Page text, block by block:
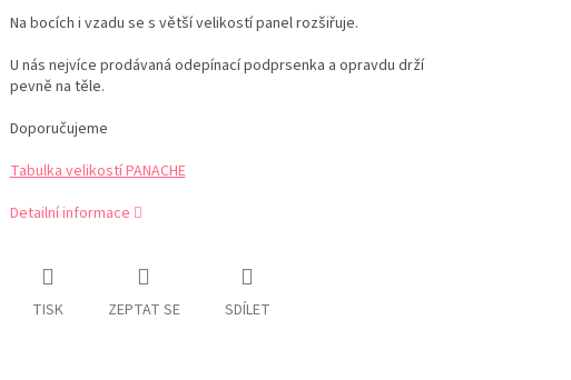
Na bocích i vzadu se s větší velikostí panel rozšiřuje.
U nás nejvíce prodávaná odepínací podprsenka a opravdu drží
pevně na těle.
Doporučujeme
Tabulka velikostí PANACHE
Detailní informace
TISK ZEPTAT SE SDÍLET